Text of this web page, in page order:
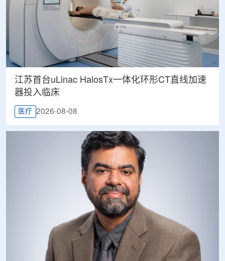
江苏首台uLinac HalosTx一体化环形CT直线加速
器投入临床
医疗 2026-08-08